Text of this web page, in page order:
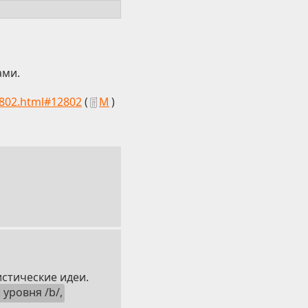
( М )
идеи.
уровня /b/,